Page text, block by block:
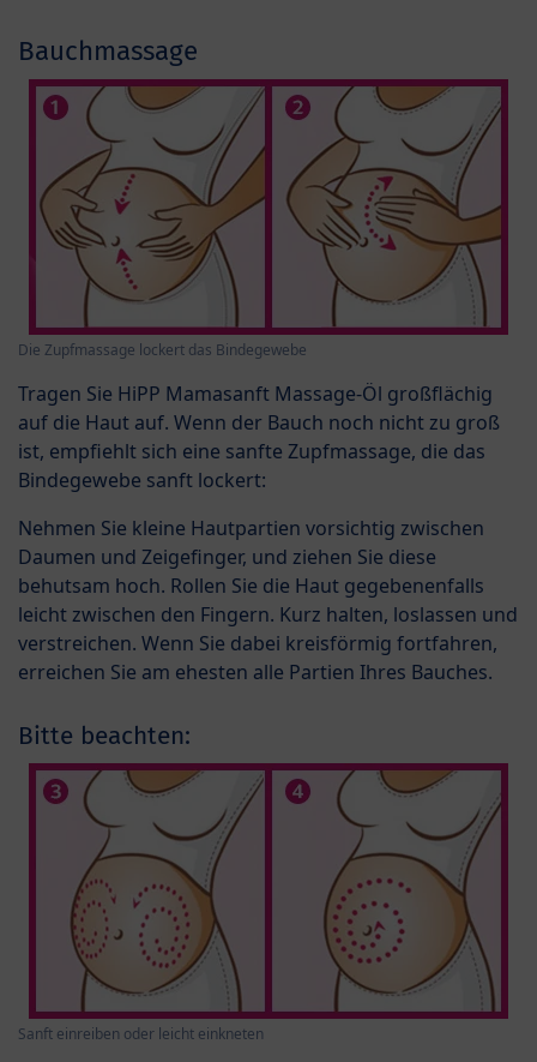
Bauchmassage
Die Zupfmassage lockert das Bindegewebe
Tragen Sie HiPP Mamasanft Massage-Öl großflächig
auf die Haut auf. Wenn der Bauch noch nicht zu groß
ist, empfiehlt sich eine sanfte Zupfmassage, die das
Bindegewebe sanft lockert:
Nehmen Sie kleine Hautpartien vorsichtig zwischen
Daumen und Zeigefinger, und ziehen Sie diese
behutsam hoch. Rollen Sie die Haut gegebenenfalls
leicht zwischen den Fingern. Kurz halten, loslassen und
verstreichen. Wenn Sie dabei kreisförmig fortfahren,
erreichen Sie am ehesten alle Partien Ihres Bauches.
Bitte beachten:
Sanft einreiben oder leicht einkneten